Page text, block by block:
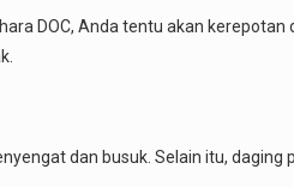
DOC, Anda tentu akan
dan busuk. Selain itu, daging